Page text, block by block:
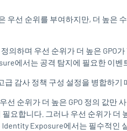
우선 순위를 부여하지만, 더 높은
의하며 우선 순위가 더 높은 GPO가
에서는 공격 탐지에 필요한 이벤
급 감사 정책 구성 설정을 병합하기
선 순위가 더 높은 GPO 정의 값만
요합니다. 그러나 우선 순위가 더
Identity Exposure에서는 필수적인